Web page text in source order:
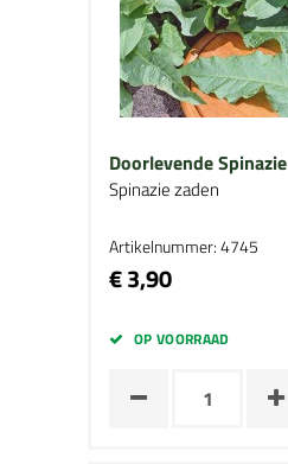
Doorlevende Spinazie
Spinazie zaden
Artikelnummer: 4745
€ 3,90
OP VOORRAAD